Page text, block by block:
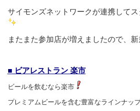
サイモンズネットワークが連携してス
またまた参加店が増えましたので、
■ ビアレストラン 楽市
ビールを飲むなら楽市
プレミアムビールを含む豊富なラインナッ